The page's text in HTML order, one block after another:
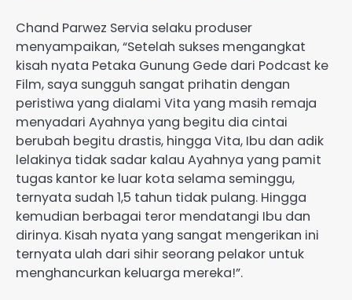
Chand Parwez Servia selaku produser
menyampaikan, “Setelah sukses mengangkat
kisah nyata Petaka Gunung Gede dari Podcast ke
Film, saya sungguh sangat prihatin dengan
peristiwa yang dialami Vita yang masih remaja
menyadari Ayahnya yang begitu dia cintai
berubah begitu drastis, hingga Vita, Ibu dan adik
lelakinya tidak sadar kalau Ayahnya yang pamit
tugas kantor ke luar kota selama seminggu,
ternyata sudah 1,5 tahun tidak pulang. Hingga
kemudian berbagai teror mendatangi Ibu dan
dirinya. Kisah nyata yang sangat mengerikan ini
ternyata ulah dari sihir seorang pelakor untuk
menghancurkan keluarga mereka!”.